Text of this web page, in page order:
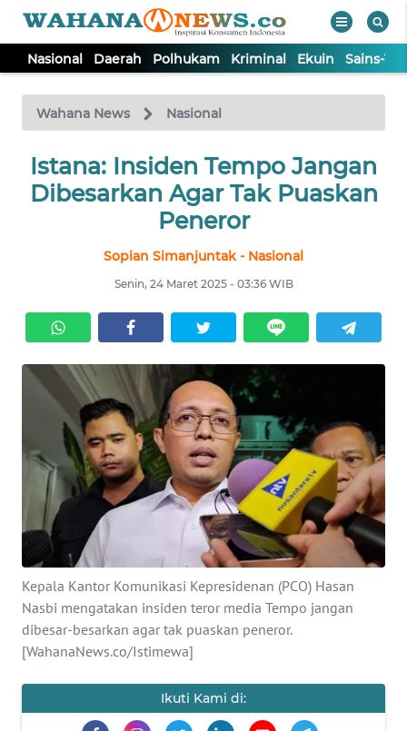
Nasional Daerah Polhukam Kriminal Ekuin Sains-
Wahana News Nasional
Istana: Insiden Tempo Jangan
Dibesarkan Agar Tak Puaskan
Peneror
Sopian Simanjuntak - Nasional
Senin, 24 Maret 2025 - 03:36 WIB
Kepala Kantor Komunikasi Kepresidenan (PCO) Hasan
Nasbi mengatakan insiden teror media Tempo jangan
dibesar-besarkan agar tak puaskan peneror.
[WahanaNews.co/Istimewa]
Ikuti Kami di:
TV
Tutup
NASIONAL
KRIMINAL
EKUIN
SAINS-TEKNO
KESEHATAN
INTERNASIONAL
SERBA-SERBI
PENDIDIKAN